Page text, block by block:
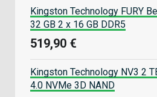
Kingston Technology FURY
32 GB 2 x 16 GB DDR5
519,90 €
Kingston Technology NV3 2
4.0 NVMe 3D NAND